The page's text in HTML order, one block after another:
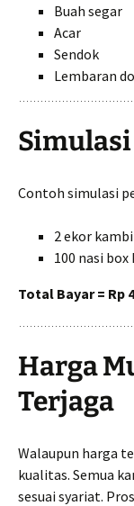
Buah segar
Acar
Sendok
Lembaran
Contoh simulasi
2 ekor
100 nasi box
Total Bayar = Rp
Harga
Terjaga
Walaupun harga
kualitas. Semua
sesuai syariat.